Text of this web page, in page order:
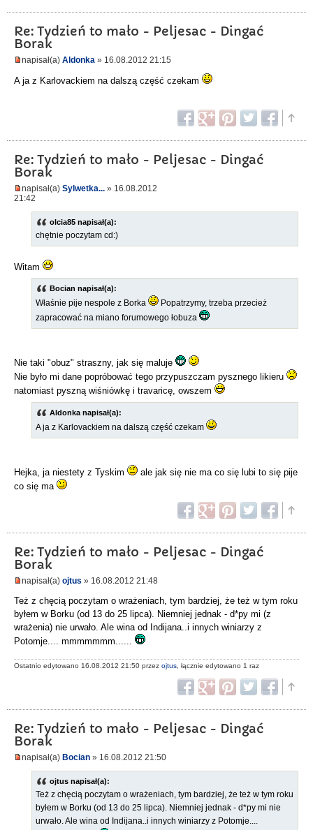
Re: Tydzień to mało - Peljesac - Dingać
Borak
napisał(a) Aldonka » 16.08.2012 21:15
A ja z Karlovackiem na dalszą część czekam
Re: Tydzień to mało - Peljesac - Dingać
Borak
napisał(a) Sylwetka... » 16.08.2012
21:42
olcia85 napisał(a):
chętnie poczytam cd:)
Witam
Bocian napisał(a):
Właśnie pije nespole z Borka
Popatrzymy, trzeba przecież
zapracować na miano forumowego łobuza
Nie taki "obuz" straszny, jak się maluje
Nie było mi dane popróbować tego przypuszczam pysznego likieru
natomiast pyszną wiśniówkę i travaricę, owszem
Aldonka napisał(a):
A ja z Karlovackiem na dalszą część czekam
Hejka, ja niestety z Tyskim
ale jak się nie ma co się lubi to się pije
co się ma
Re: Tydzień to mało - Peljesac - Dingać
Borak
napisał(a) ojtus » 16.08.2012 21:48
Też z chęcią poczytam o wrażeniach, tym bardziej, że też w tym roku
byłem w Borku (od 13 do 25 lipca). Niemniej jednak - d*py mi (z
wrażenia) nie urwało. Ale wina od Indijana..i innych winiarzy z
Potomje.... mmmmmmm......
Ostatnio edytowano 16.08.2012 21:50 przez ojtus , łącznie edytowano 1 raz
Re: Tydzień to mało - Peljesac - Dingać
Borak
napisał(a) Bocian » 16.08.2012 21:50
ojtus napisał(a):
Też z chęcią poczytam o wrażeniach, tym bardziej, że też w tym roku
byłem w Borku (od 13 do 25 lipca). Niemniej jednak - d*py mi nie
urwało. Ale wina od Indijana..i innych winiarzy z Potomje....